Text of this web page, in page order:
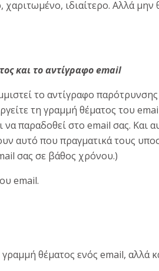
ιδιαίτερο. Αλλά μην
και το αντίγραφο email
το αντίγραφο
τη γραμμή θέματος του
παραδοθεί στο email σας. Και
αυτό που πραγματικά τους
σας σε βάθος χρόνου.)
email.
θέματος ενός email, αλλά